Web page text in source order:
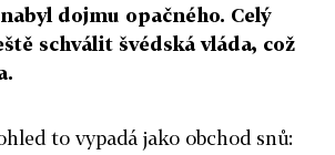
dojmu opačného. Celý
schválit švédská vláda, což
to vypadá jako obchod snů: